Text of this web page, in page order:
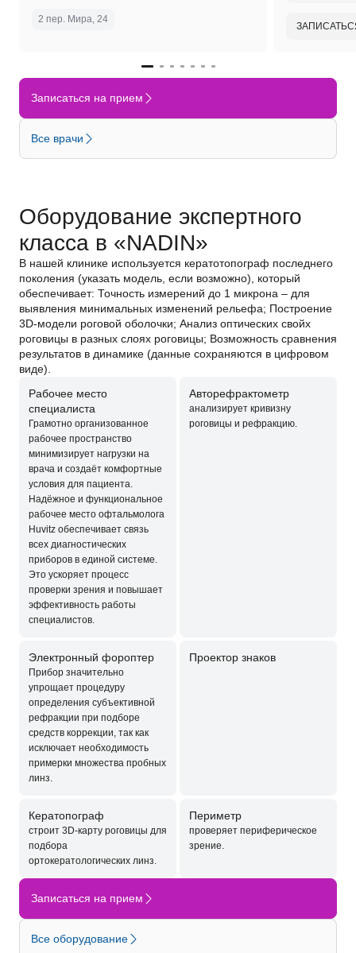
2 пер. Мира, 24
Записаться на прием
Все врачи
Оборудование экспертного
класса в «NADIN»
В нашей клинике используется кератотопограф последнего
поколения (указать модель, если возможно), который
обеспечивает: Точность измерений до 1 микрона – для
выявления минимальных изменений рельефа; Построение
3D-модели роговой оболочки; Анализ оптических свойх
роговицы в разных слоях роговицы; Возможность сравнения
результатов в динамике (данные сохраняются в цифровом
виде).
Рабочее место
специалиста
Грамотно организованное
рабочее пространство
минимизирует нагрузки на
врача и создаёт комфортные
условия для пациента.
Надёжное и функциональное
рабочее место офтальмолога
Huvitz обеспечивает связь
всех диагностических
приборов в единой системе.
Это ускоряет процесс
проверки зрения и повышает
эффективность работы
специалистов.
Авторефрактометр
анализирует кривизну
роговицы и рефракцию.
Электронный фороптер
Прибор значительно
упрощает процедуру
определения субъективной
рефракции при подборе
средств коррекции, так как
исключает необходимость
примерки множества пробных
линз.
Проектор знаков
Кератопограф
строит 3D-карту роговицы для
подбора
ортокератологических линз.
Периметр
проверяет периферическое
зрение.
Записаться на прием
Все оборудование